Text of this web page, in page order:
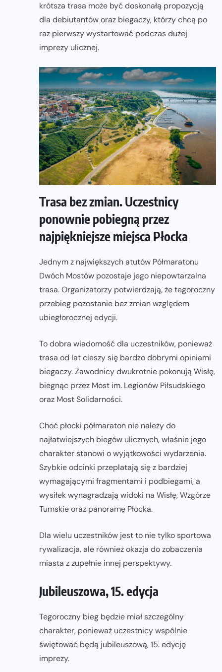
krótsza trasa może być doskonałą propozycją
dla debiutantów oraz biegaczy, którzy chcą po
raz pierwszy wystartować podczas dużej
imprezy ulicznej.
Trasa bez zmian. Uczestnicy
ponownie pobiegną przez
najpiękniejsze miejsca Płocka
Jednym z największych atutów Półmaratonu
Dwóch Mostów pozostaje jego niepowtarzalna
trasa. Organizatorzy potwierdzają, że tegoroczny
przebieg pozostanie bez zmian względem
ubiegłorocznej edycji.
To dobra wiadomość dla uczestników, ponieważ
trasa od lat cieszy się bardzo dobrymi opiniami
biegaczy. Zawodnicy dwukrotnie pokonują Wisłę,
biegnąc przez Most im. Legionów Piłsudskiego
oraz Most Solidarności.
Choć płocki półmaraton nie należy do
najłatwiejszych biegów ulicznych, właśnie jego
charakter stanowi o wyjątkowości wydarzenia.
Szybkie odcinki przeplatają się z bardziej
wymagającymi fragmentami i podbiegami, a
wysiłek wynagradzają widoki na Wisłę, Wzgórze
Tumskie oraz panoramę Płocka.
Dla wielu uczestników jest to nie tylko sportowa
rywalizacja, ale również okazja do zobaczenia
miasta z zupełnie innej perspektywy.
Jubileuszowa, 15. edycja
Tegoroczny bieg będzie miał szczególny
charakter, ponieważ uczestnicy wspólnie
świętować będą jubileuszową, 15. edycję
imprezy.